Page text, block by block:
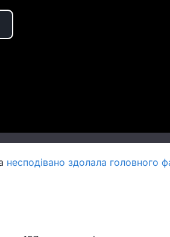
несподівано здолала головного